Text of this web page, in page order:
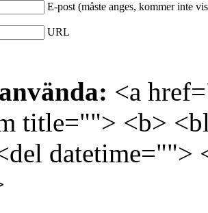
E-post (måste anges, kommer inte
URL
<a
title=""> <b>